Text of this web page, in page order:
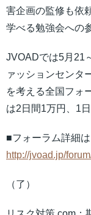
害企画の監修も依
学べる勉強会への
JVOADでは5月21
ァッションセンタ
を考える全国フォ
は2日間1万円、1
■フォーラム詳細
http://jvoad.jp/
（了）